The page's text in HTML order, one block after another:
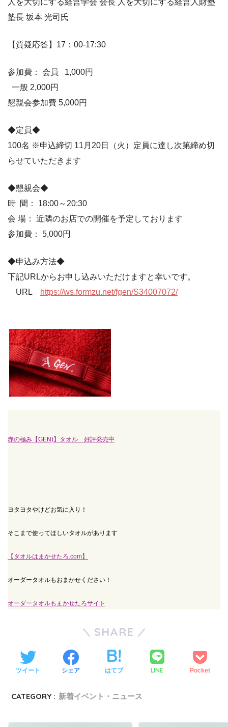
人を大切にする経営学会 会長 人を大切にする経営人財塾
塾長 坂本 光司氏
【質疑応答】17：00-17:30
参加費： 会員 1,000円
一般 2,000円
懇親会参加費 5,000円
◆定員◆
100名 ※申込締切 11月20日（火）定員に達し次第締め切
らせていただきます
◆懇親会◆
時 間： 18:00～20:30
会 場： 近隣のお店での開催を予定しております
参加費： 5,000円
◆申込み方法◆
下記URLからお申し込みいただけますと幸いです。
URL
https://ws.formzu.net/fgen/S34007072/
赤の極み【GEN)】タオル 好評発売中
ヨタヨタやけどお気に入り！
そこまで使ってほしいタオルがあります
【タオルはまかせたろ.com】
オーダータオルもおまかせください！
オーダータオルもまかせたろサイト
SHARE
ツイート シェア はてブ LINE Pocket
CATEGORY : 新着イベント・ニュース